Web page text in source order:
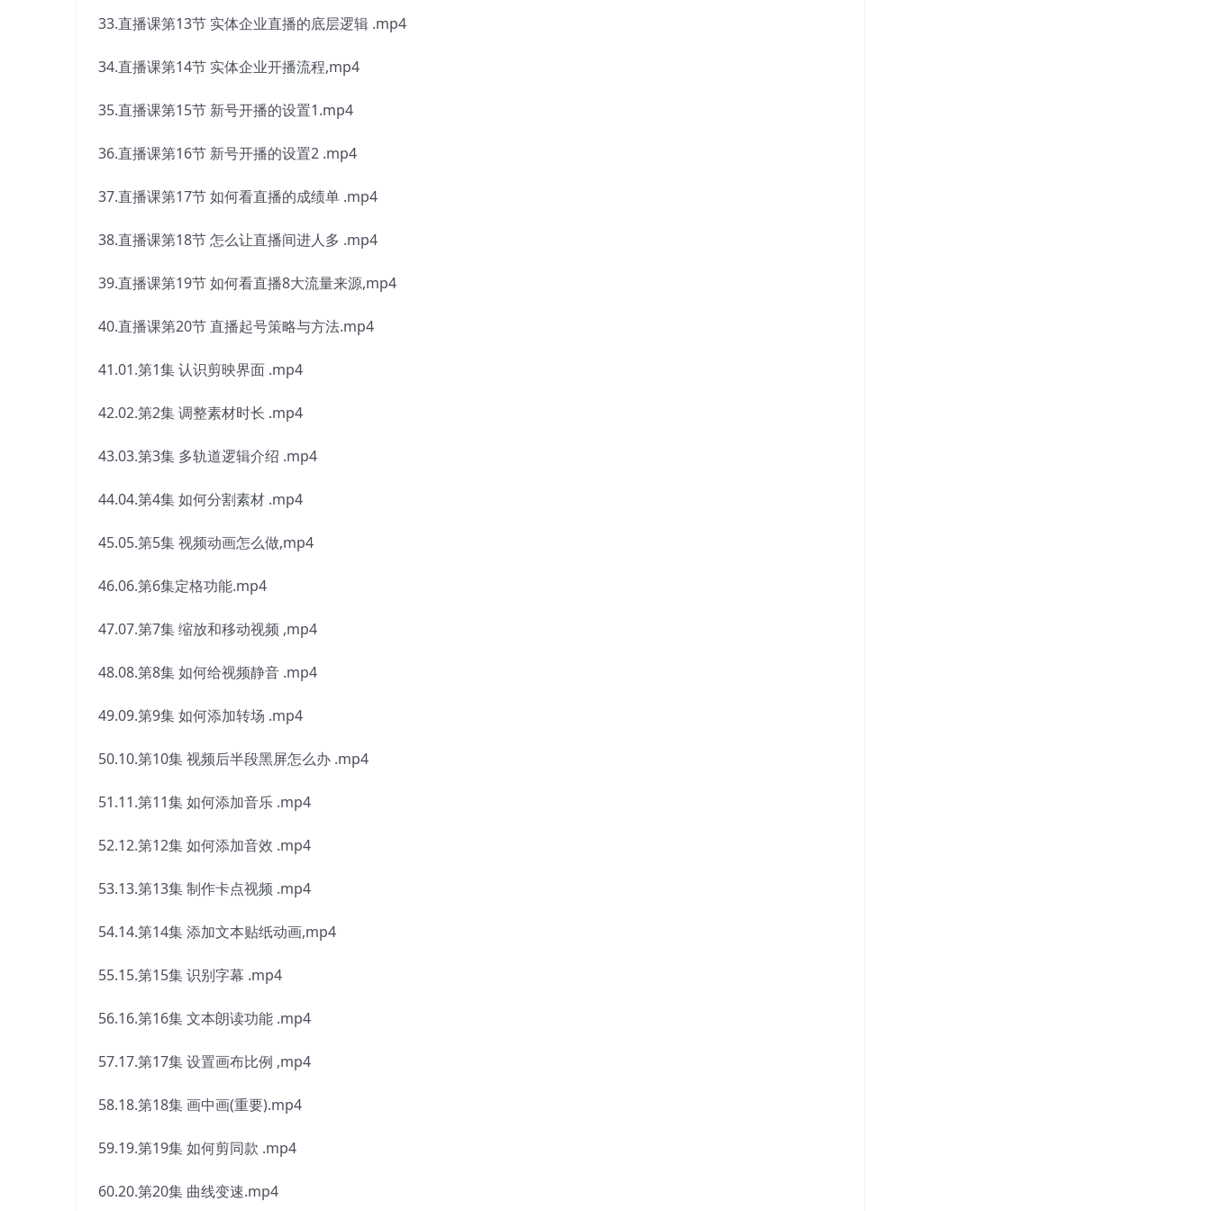
33.直播课第13节 实体企业直播的底层逻辑 .mp4
34.直播课第14节 实体企业开播流程,mp4
35.直播课第15节 新号开播的设置1.mp4
36.直播课第16节 新号开播的设置2 .mp4
37.直播课第17节 如何看直播的成绩单 .mp4
38.直播课第18节 怎么让直播间进人多 .mp4
39.直播课第19节 如何看直播8大流量来源,mp4
40.直播课第20节 直播起号策略与方法.mp4
41.01.第1集 认识剪映界面 .mp4
42.02.第2集 调整素材时长 .mp4
43.03.第3集 多轨道逻辑介绍 .mp4
44.04.第4集 如何分割素材 .mp4
45.05.第5集 视频动画怎么做,mp4
46.06.第6集定格功能.mp4
47.07.第7集 缩放和移动视频 ,mp4
48.08.第8集 如何给视频静音 .mp4
49.09.第9集 如何添加转场 .mp4
50.10.第10集 视频后半段黑屏怎么办 .mp4
51.11.第11集 如何添加音乐 .mp4
52.12.第12集 如何添加音效 .mp4
53.13.第13集 制作卡点视频 .mp4
54.14.第14集 添加文本贴纸动画,mp4
55.15.第15集 识别字幕 .mp4
56.16.第16集 文本朗读功能 .mp4
57.17.第17集 设置画布比例 ,mp4
58.18.第18集 画中画(重要).mp4
59.19.第19集 如何剪同款 .mp4
60.20.第20集 曲线变速.mp4